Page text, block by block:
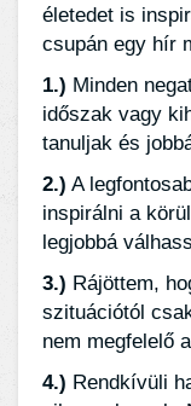
életedet is
csupán egy hír
1.) Minden
időszak vagy
tanuljak és
2.) A
inspirálni a
legjobbá
3.) Rájöttem,
szituációtól
nem megfelelő
4.) Rendkívüli